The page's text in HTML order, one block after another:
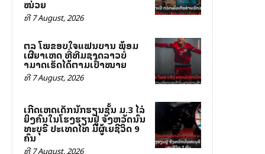
ໝ່ວຍ
ທີ 7 August, 2026
ສຕລ ໂພສຂອບໃຈແຟນບານ ພ້ອມ
ເຜີຍສາເຫດ ທີ່ທີມຊາດລາວບໍ່
ສາມາດເຮັດໄດ້ຕາມເປົ້າໝາຍ
ທີ 7 August, 2026
ເກີດເຫດເດັກນັກຮຽນຊັ້ນ ມ.3 ໄລ່
ຍິງຄົນໃນໂຮງຮຽນຢູ່ ຈັງຫວັດນົນ
ທະບຸຣີ ປະເທດໄທ ມີຜູ້ເສຍຊີວິດ 9
ຄົນ
ທີ 7 August, 2026